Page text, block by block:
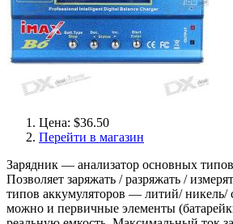
Цена: $36.50
Перейти в магазин
Зарядник — анализатор основных
Позволяет заряжать / разряжать /
типов аккумуляторов — литий/ никель/
можно и первичные элементы